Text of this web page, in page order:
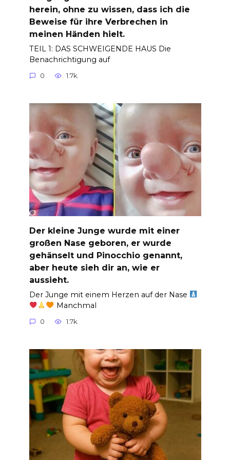
herein, ohne zu wissen, dass ich die
Beweise für ihre Verbrechen in
meinen Händen hielt.
TEIL 1: DAS SCHWEIGENDE HAUS Die
Benachrichtigung auf
0 1.7k.
Der kleine Junge wurde mit einer
großen Nase geboren, er wurde
gehänselt und Pinocchio genannt,
aber heute sieh dir an, wie er
aussieht.
Der Junge mit einem Herzen auf der Nase
Manchmal
0 1.7k.